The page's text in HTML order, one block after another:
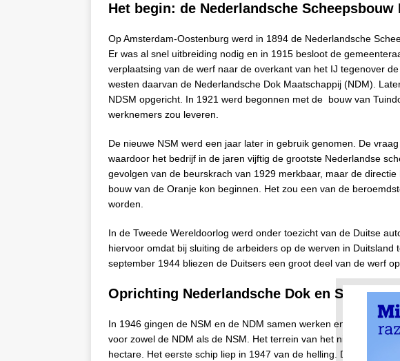
Het begin: de Nederlandsche Scheepsbouw
Op Amsterdam-Oostenburg werd in 1894 de Nederlandsche
Er was al snel uitbreiding nodig en in 1915 besloot de
verplaatsing van de werf naar de overkant van het IJ tegenover
westen daarvan de Nederlandsche Dok Maatschappij (NDM).
NDSM opgericht. In 1921 werd begonnen met de bouw van
werknemers zou leveren.
De nieuwe NSM werd een jaar later in gebruik genomen. De
waardoor het bedrijf in de jaren vijftig de grootste Nederlandse
gevolgen van de beurskrach van 1929 merkbaar, maar de
bouw van de Oranje kon beginnen. Het zou een van de
worden.
In de Tweede Wereldoorlog werd onder toezicht van de Duitse
hiervoor omdat bij sluiting de arbeiders op de werven in Duitsland
september 1944 bliezen de Duitsers een groot deel van de werf op.
Oprichting Nederlandsche Dok en
In 1946 gingen de NSM en de NDM samen werken en ontstond
voor zowel de NDM als de NSM. Het terrein van het nieuwe bedrijf
hectare. Het eerste schip liep in 1947 van de helling. De NDSM